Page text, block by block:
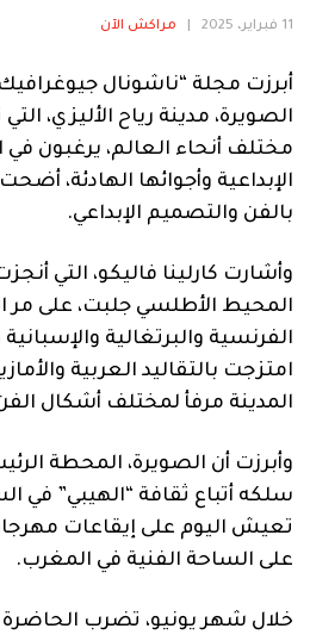
آراء 11 فبراير، 2025 مراكش الآن
أبرزت مجلة “ناشونال
الصويرة، مدينة رياح الأليزي،
مختلف أنحاء العالم، يرغبون
الإبداعية وأجوائها الهادئة،
بالفن والتصميم الإبداعي.
وأشارت كارلينا فاليكو، التي
المحيط الأطلسي جلبت، على مر
الفرنسية والبرتغالية والإسبانية
امتزجت بالتقاليد العربية
المدينة مرفأ لمختلف أشكال
وأبرزت أن الصويرة، المحطة
سلكه أتباع ثقافة “الهيبي” في
تعيش اليوم على إيقاعات مهرجان
على الساحة الفنية في المغرب.
خلال شهر يونيو، تضرب